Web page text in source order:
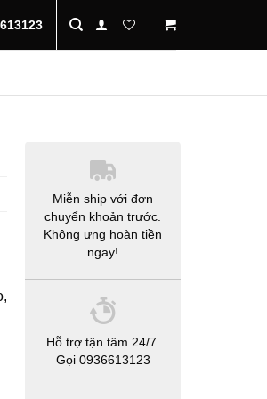
Miễn ship với đơn
chuyển khoản trước.
Không ưng hoàn tiền
ngay!
Hỗ trợ tận tâm 24/7.
Gọi 0936613123